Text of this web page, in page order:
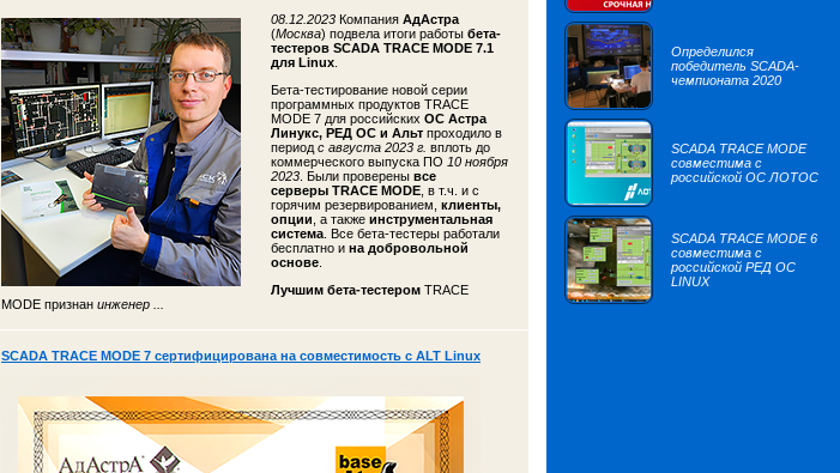
08.12.2023 Компания АдАстра
(Москва) подвела итоги работы бета-
тестеров SCADA TRACE MODE 7.1
для Linux
Бета-тестирование новой серии
программных продуктов TRACE
MODE 7 для российских ОС Астра
Линукс, РЕД ОС и Альт проходило в
период с августа 2023 г. вплоть до
коммерческого выпуска ПО 10 ноября
2023 . Были проверены все
серверы TRACE MODE , в т.ч. и с
горячим резервированием, клиенты,
опции , а также инструментальная
система . Все бета-тестеры работали
бесплатно и на добровольной
основе
Лучшим бета-тестером TRACE
MODE признан инженер ...
SCADA TRACE MODE 7 сертифицирована на совместимость с ALT Linux
Определился
победитель SCADA-
чемпионата 2020
SCADA TRACE MODE
совместима с
российской ОС ЛОТОС
SCADA TRACE MODE 6
совместима с
российской РЕД ОС
LINUX